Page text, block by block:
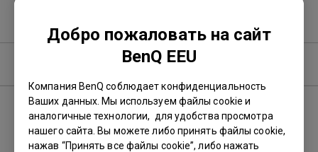
Добро пожаловать на сайт
BenQ EEU
Компания BenQ соблюдает конфиденциальность
Ваших данных. Мы используем файлы cookie и
аналогичные технологии, для удобства просмотра
нашего сайта. Вы можете либо принять файлы cookie,
нажав “Принять все файлы cookie”, либо нажать
Программное обеспечение
Соответствующие программы